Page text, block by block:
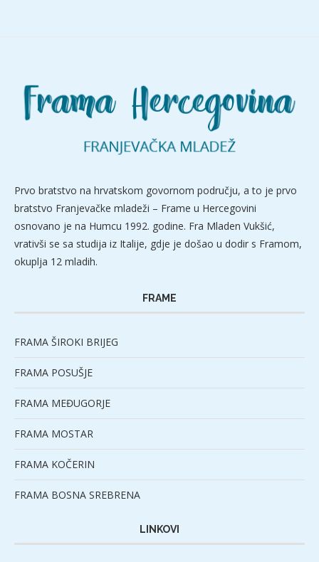
Prvo bratstvo na hrvatskom govornom području, a to je prvo
bratstvo Franjevačke mladeži – Frame u Hercegovini
osnovano je na Humcu 1992. godine. Fra Mladen Vukšić,
vrativši se sa studija iz Italije, gdje je došao u dodir s Framom,
okuplja 12 mladih.
FRAME
FRAMA ŠIROKI BRIJEG
FRAMA POSUŠJE
FRAMA MEĐUGORJE
FRAMA MOSTAR
FRAMA KOČERIN
FRAMA BOSNA SREBRENA
LINKOVI